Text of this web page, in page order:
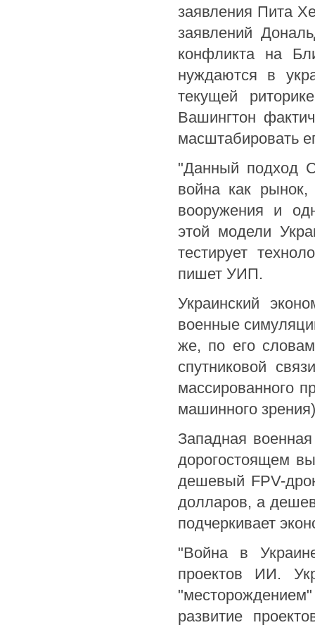
заявления Пита
заявлений
конфликта на
нуждаются в
текущей
Вашингтон
масштабировать
"Данный подход
война как рынок,
вооружения и
этой модели
тестирует
пишет УИП.
Украинский
военные
же, по его
спутниковой
массированного
машинного
Западная
дорогостоящем
дешевый FPV-
долларов, а
подчеркивает
"Война в
проектов ИИ.
развитие